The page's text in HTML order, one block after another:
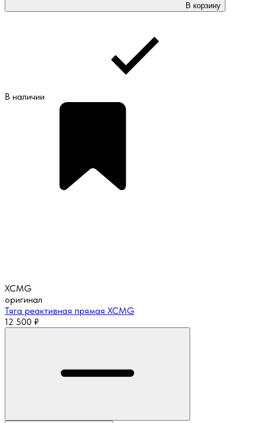
В корзину
В наличии
XCMG
оригинал
Тяга реактивная прямая XCMG
12 500 ₽